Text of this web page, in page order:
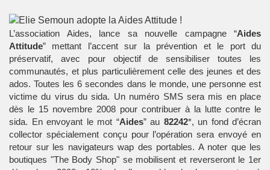
L’association Aides, lance sa nouvelle campagne “Aides
Attitude” mettant l’accent sur la prévention et le port du
préservatif, avec pour objectif de sensibiliser toutes les
communautés, et plus particulièrement celle des jeunes et des
ados. Toutes les 6 secondes dans le monde, une personne est
victime du virus du sida. Un numéro SMS sera mis en place
dès le 15 novembre 2008 pour contribuer à la lutte contre le
sida. En envoyant le mot “Aides” au 82242*, un fond d’écran
collector spécialement conçu pour l’opération sera envoyé en
retour sur les navigateurs wap des portables. A noter que les
boutiques "The Body Shop" se mobilisent et reverseront le 1er